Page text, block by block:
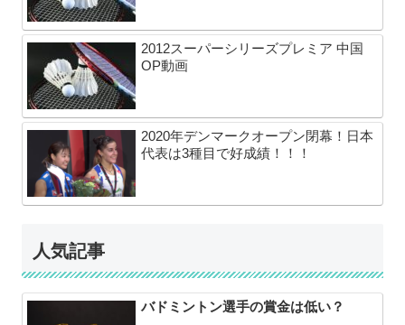
2012スーパーシリーズプレミア 中国
OP動画
2020年デンマークオープン閉幕！日本
代表は3種目で好成績！！！
人気記事
バドミントン選手の賞金は低い？